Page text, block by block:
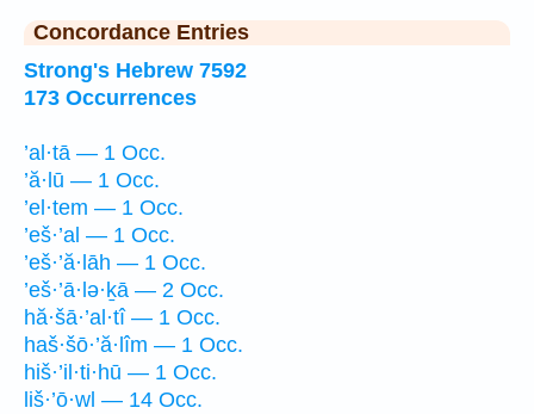
Concordance Entries
Strong's Hebrew 7592
173 Occurrences
’al·tā — 1 Occ.
’ă·lū — 1 Occ.
’el·tem — 1 Occ.
’eš·’al — 1 Occ.
’eš·’ă·lāh — 1 Occ.
’eš·’ā·lə·ḵā — 2 Occ.
hă·šā·’al·tî — 1 Occ.
haš·šō·’ă·lîm — 1 Occ.
hiš·’il·ti·hū — 1 Occ.
liš·’ō·wl — 14 Occ.